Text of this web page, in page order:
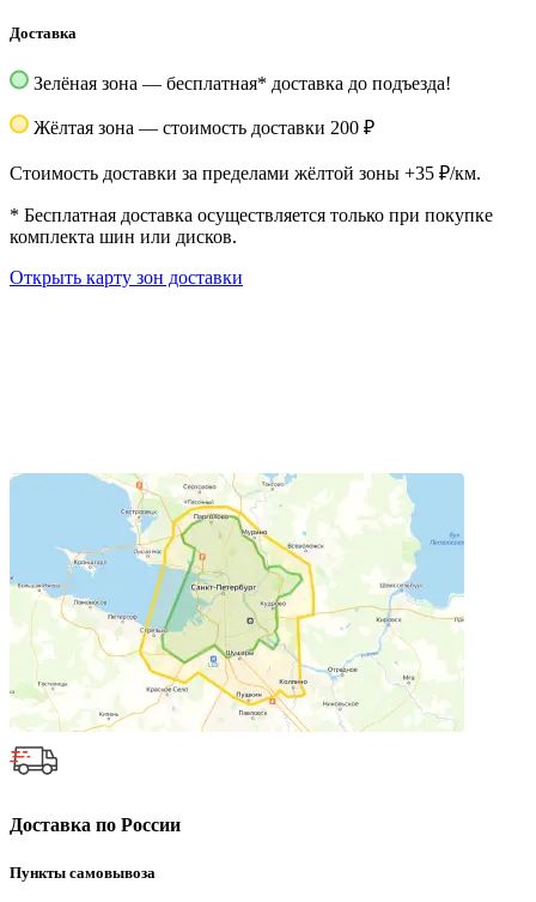
Доставка
Зелёная зона — бесплатная* доставка до подъезда!
Жёлтая зона — стоимость доставки 200 ₽
Стоимость доставки за пределами жёлтой зоны +35 ₽/км.
* Бесплатная доставка осуществляется только при покупке
комплекта шин или дисков.
Открыть карту зон доставки
Доставка по России
Пункты самовывоза